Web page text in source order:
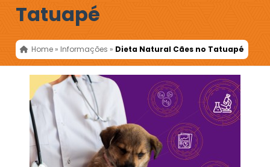
Tatuapé
Home » Informações » Dieta Natural Cães no Tatuapé